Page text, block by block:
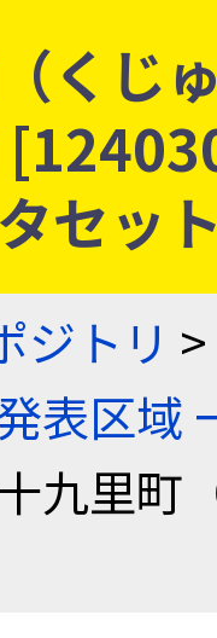
くじ
セッ
ジトリ >
表区域
九里町